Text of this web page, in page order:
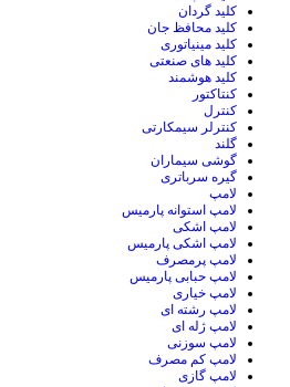
کلید گردان
کلید محافظ جان
کلید مینیاتوری
کلید های صنعتی
کلید هوشمند
کنتاکتور
کنترل
کنترلر سیمکارتی
گلند
گوشی سیماران
گیره سرباتری
لامپ
لامپ استوانه پارمیس
لامپ اشکی
لامپ اشکی پارمیس
لامپ پرمصرف
لامپ حبابی پارمیس
لامپ خیاری
لامپ رشته ای
لامپ ژله ای
لامپ سوزنی
لامپ کم مصرف
لامپ گازی